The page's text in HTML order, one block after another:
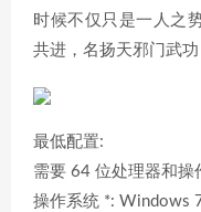
时候不仅只是一人之
共进，名扬天邪门武
最低配置:
需要 64 位处理器和操
操作系统 *: Windows